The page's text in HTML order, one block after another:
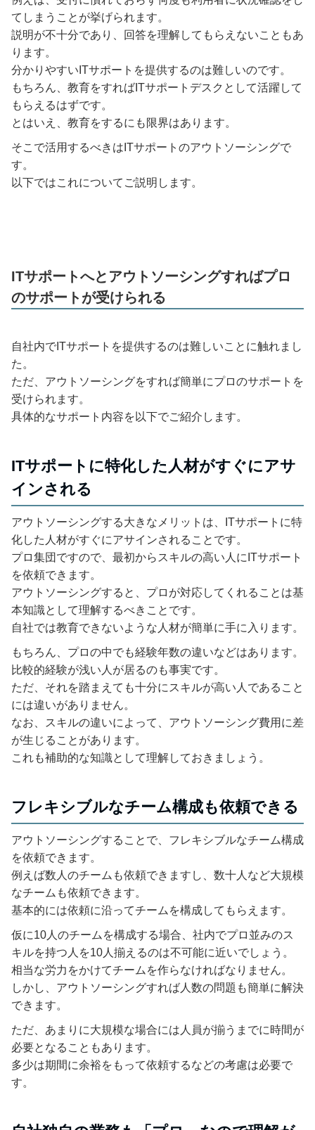
てしまうことが挙げられます。
説明が不十分であり、回答を理解してもらえないこともあ
ります。
分かりやすいITサポートを提供するのは難しいのです。
もちろん、教育をすればITサポートデスクとして活躍して
もらえるはずです。
とはいえ、教育をするにも限界はあります。
そこで活用するべきはITサポートのアウトソーシングで
す。
以下ではこれについてご説明します。
ITサポートへとアウトソーシングすればプロ
のサポートが受けられる
自社内でITサポートを提供するのは難しいことに触れまし
た。
ただ、アウトソーシングをすれば簡単にプロのサポートを
受けられます。
具体的なサポート内容を以下でご紹介します。
ITサポートに特化した人材がすぐにアサ
インされる
アウトソーシングする大きなメリットは、ITサポートに特
化した人材がすぐにアサインされることです。
プロ集団ですので、最初からスキルの高い人にITサポート
を依頼できます。
アウトソーシングすると、プロが対応してくれることは基
本知識として理解するべきことです。
自社では教育できないような人材が簡単に手に入ります。
もちろん、プロの中でも経験年数の違いなどはあります。
比較的経験が浅い人が居るのも事実です。
ただ、それを踏まえても十分にスキルが高い人であること
には違いがありません。
なお、スキルの違いによって、アウトソーシング費用に差
が生じることがあります。
これも補助的な知識として理解しておきましょう。
フレキシブルなチーム構成も依頼できる
アウトソーシングすることで、フレキシブルなチーム構成
を依頼できます。
例えば数人のチームも依頼できますし、数十人など大規模
なチームも依頼できます。
基本的には依頼に沿ってチームを構成してもらえます。
仮に10人のチームを構成する場合、社内でプロ並みのス
キルを持つ人を10人揃えるのは不可能に近いでしょう。
相当な労力をかけてチームを作らなければなりません。
しかし、アウトソーシングすれば人数の問題も簡単に解決
できます。
ただ、あまりに大規模な場合には人員が揃うまでに時間が
必要となることもあります。
多少は期間に余裕をもって依頼するなどの考慮は必要で
す。